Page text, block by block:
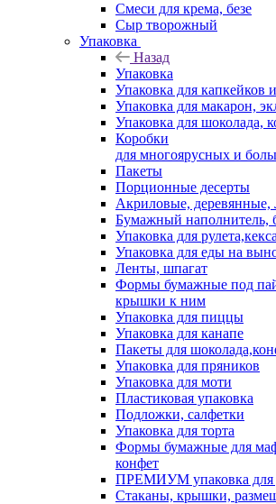
Смеси для крема, безе
Сыр творожный
Упаковка
Назад
Упаковка
Упаковка для
Упаковка для макарон,
Упаковка для шоколада,
Коробки
для многоярусных и
Пакеты
Порционные десерты
Акриловые,
Бумажный наполнитель,
Упаковка для рулета,кекса
Упаковка для еды на
Ленты, шпагат
Формы бумажные под
крышки к ним
Упаковка для пиццы
Упаковка для канапе
Пакеты для
Упаковка для пряников
Упаковка для моти
Пластиковая упаковка
Подложки, салфетки
Упаковка для торта
Формы бумажные для
конфет
ПРЕМИУМ упаковка для
Стаканы, крышки,